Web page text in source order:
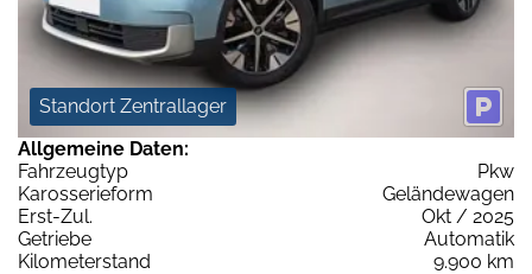
Standort Zentrallager
Allgemeine Daten:
Fahrzeugtyp
Pkw
Karosserieform
Geländewagen
Erst-Zul.
Okt / 2025
Getriebe
Automatik
Kilometerstand
9.900 km